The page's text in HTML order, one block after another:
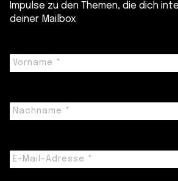
Impulse zu den Themen, die dich
deiner Mailbox